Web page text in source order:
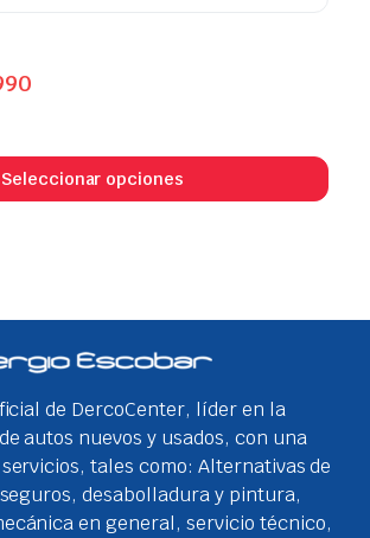
Seleccionar opciones
la
de DercoCenter, líder en la
autos nuevos y usados, con una
tales como: Alternativas de
desabolladura y pintura,
en general, servicio técnico,